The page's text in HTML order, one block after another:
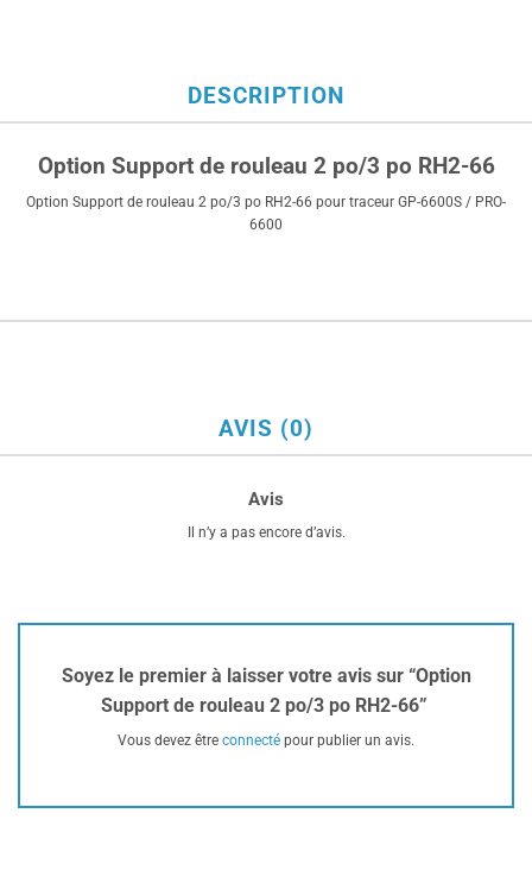
DESCRIPTION
Option Support de rouleau 2 po/3 po RH2-66
Option Support de rouleau 2 po/3 po RH2-66 pour traceur GP-6600S / PRO-
6600
AVIS (0)
Avis
Il n’y a pas encore d’avis.
Soyez le premier à laisser votre avis sur “Option
Support de rouleau 2 po/3 po RH2-66”
Vous devez être connecté pour publier un avis.